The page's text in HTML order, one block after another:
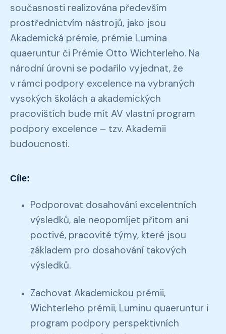
současnosti realizována především
prostřednictvím nástrojů, jako jsou
Akademická prémie, prémie Lumina
quaeruntur či Prémie Otto Wichterleho. Na
národní úrovni se podařilo vyjednat, že
v rámci podpory excelence na vybraných
vysokých školách a akademických
pracovištích bude mít AV vlastní program
podpory excelence – tzv. Akademii
budoucnosti.
Cíle:
Podporovat dosahování excelentních
výsledků, ale neopomíjet přitom ani
poctivé, pracovité týmy, které jsou
základem pro dosahování takových
výsledků.
Zachovat Akademickou prémii,
Wichterleho prémii, Luminu quaeruntur i
program podpory perspektivních